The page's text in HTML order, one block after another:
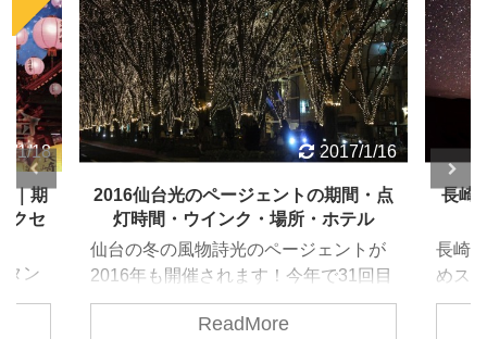
1/16
・点
ル
回目
点灯
2016/8/12
長崎で星空を見るならココだ！おすす
めスポット教えます。
長崎で星空を見るならココだ！ おすす
めスポット６つ教えます。 ふたご座流
星群が近づいてきましたね。 12/14日
没～12/15明け方までがピークのようで
ReadMore
ラピ
ラピ
通行